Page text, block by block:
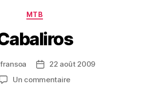
Catégories
MTB
fransoa
Date22 août 2009
Un commentairesur